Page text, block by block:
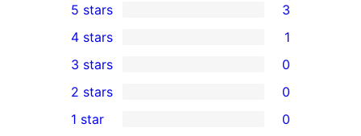
3
5-
star
reviews
5 stars 3
4-
star
review
4 stars 1
0
3-
star
3 stars 0
2-
2 stars 0
1 star 0